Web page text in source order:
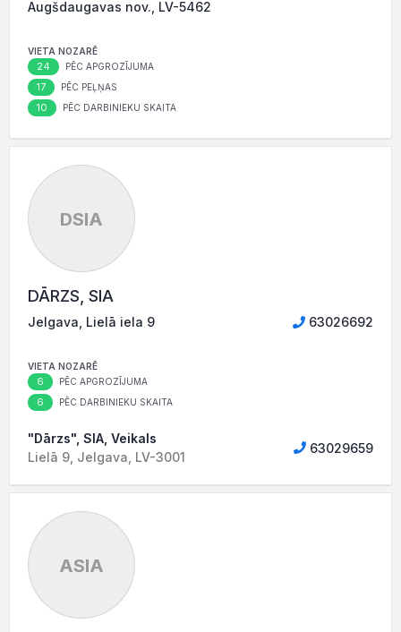
Augšdaugavas nov., LV-5462
VIETA NOZARĒ
24 PĒC APGROZĪJUMA
17 PĒC PEĻŅAS
10 PĒC DARBINIEKU SKAITA
DSIA
DĀRZS, SIA
Jelgava, Lielā iela 9 63026692
VIETA NOZARĒ
6 PĒC APGROZĪJUMA
6 PĒC DARBINIEKU SKAITA
"Dārzs", SIA, Veikals
Lielā 9, Jelgava, LV-3001
63029659
ASIA